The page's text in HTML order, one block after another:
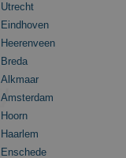
Utrecht
Eindhoven
Heerenveen
Breda
Alkmaar
Amsterdam
Hoorn
Haarlem
Enschede